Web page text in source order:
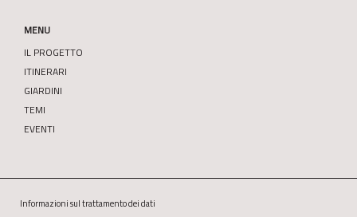
MENU
IL PROGETTO
ITINERARI
GIARDINI
TEMI
EVENTI
Informazioni sul trattamento dei dati